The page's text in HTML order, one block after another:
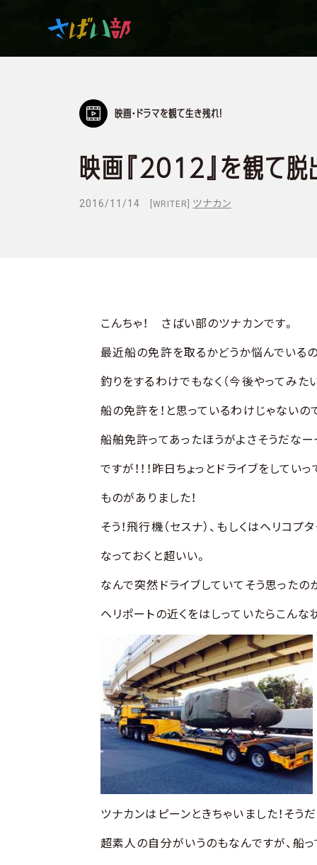
日常の中のサバイバル
やってみた・行ってみた
映画・ドラマを観て生き残れ！
映画『2012』を観て脱
2016/11/14 [WRITER] ツナカン
こんちゃ！ さばい部のツナカンです。
最近船の免許を取るかどうか悩んでいる
釣りをするわけでもなく（今後やってみた
船の免許を！と思っているわけじゃないの
船舶免許ってあったほうがよさそうだなー
ですが！！！昨日ちょっとドライブをしていっ
ものがありました！
そう！飛行機（セスナ）、もしくはヘリコ
なっておくと超いい。
なんで突然ドライブしていてそう思ったの
ヘリポートの近くをはしっていたらこんな
ツナカンはピーンときちゃいました！そう
超素人の自分がいうのもなんですが、船